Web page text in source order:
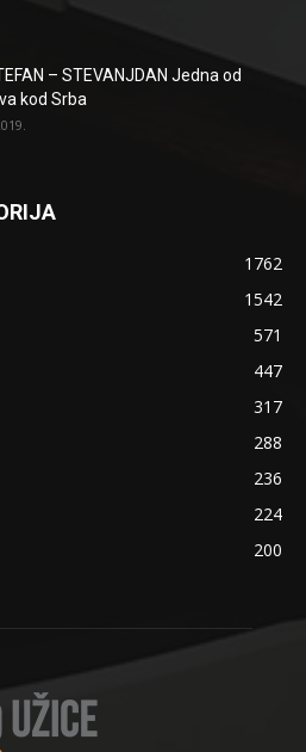
– STEVANJDAN Jedna od
kod Srba
1762
1542
571
447
317
288
236
224
200